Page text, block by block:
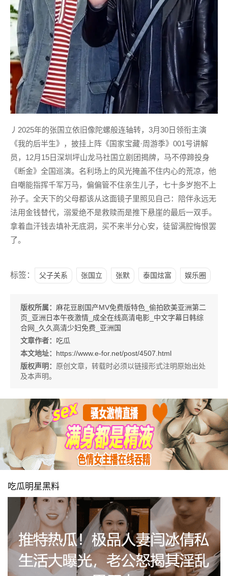
丿2025年的张国立依旧像陀螺般连轴转，3月30日领衔主演
《我的后半生》，披挂上阵《国家宝藏·周游季》001号讲解
员，12月15日深圳坪山龙马社国立剧团揭牌，马不停蹄投身
《断金》全国巡演。名利场上的风光掩盖不住内心的荒凉，他
自嘲能指挥千军万马，偏偏管不住亲生儿子，七十多岁抱不上
孙子。全天下的父母都该从这面镜子里照见自己：陪伴永远无
法用金钱替代，溺爱绝不是救赎而是推下悬崖的最后一双手。
拿着血汗钱去填补无底洞，买不来半分心安，徒留满腔悔恨罢
了。
标签： 父子关系 张国立 张默 泰国炫富 娱乐圈
版权所属： 麻花豆剧国产MV免费版特色_偷拍欧美亚洲第二
页_亚洲日本午夜激情_成全在线高清电影_中文字幕日韩综
合网_久久高清少妇免费_亚洲国
文章作者： 吃瓜
本文地址： https://www.e-for.net/post/4507.html
版权声明： 原创文章，转载时必须以链接形式注明原始出处
及本声明。
吃瓜明星黑料